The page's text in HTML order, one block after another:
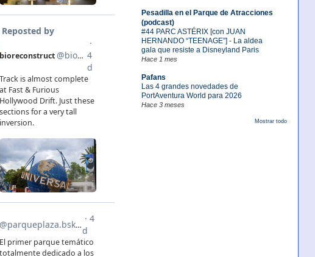
Pesadilla en el Parque de Atracciones
(podcast)
#44 PARC ASTÉRIX [con JUAN
HERNANDO “TEENAGE”] - La aldea
gala que resiste a Disneyland Paris
Hace 1 mes
Pafans
Las 4 grandes novedades de
PortAventura World para 2026
Hace 3 meses
Mostrar todo